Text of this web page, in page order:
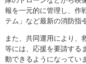
報を一元的に管理し、作
テム」など最新の消防指
また、共同運用により、
等には、応援を要請する
動できるようになってい